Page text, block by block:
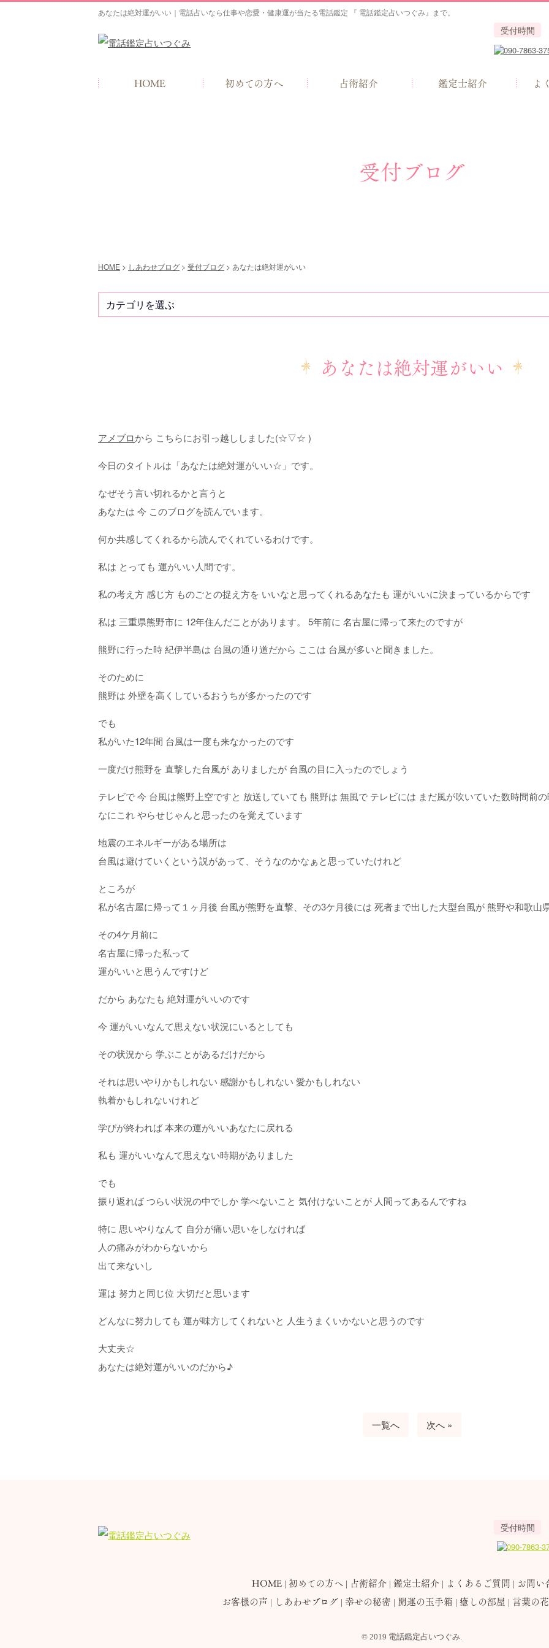
あなたは絶対運がいい｜電話占いなら仕事や恋愛・健康運が当たる電話鑑定 『 電話鑑定占いつぐみ』まで。
受付時間
HOME 初めての方へ 占術紹介 鑑定士紹介 よ
受付ブログ
HOME > しあわせブログ > 受付ブログ > あなたは絶対運がいい
あなたは絶対運がいい
アメブロから こちらにお引っ越ししました(☆▽☆ )
今日のタイトルは「あなたは絶対運がいい☆」です。
なぜそう言い切れるかと言うと
あなたは 今 このブログを読んでいます。
何か共感してくれるから読んでくれているわけです。
私は とっても 運がいい人間です。
私の考え方 感じ方 ものごとの捉え方を いいなと思ってくれるあなたも 運がいいに決まっているからです
私は 三重県熊野市に 12年住んだことがあります。 5年前に 名古屋に帰って来たのですが
熊野に行った時 紀伊半島は 台風の通り道だから ここは 台風が多いと聞きました。
そのために
熊野は 外壁を高くしているおうちが多かったのです
でも
私がいた12年間 台風は一度も来なかったのです
一度だけ熊野を 直撃した台風が ありましたが 台風の目に入ったのでしょう
テレビで 今 台風は熊野上空ですと 放送していても 熊野は 無風で テレビには まだ風が吹いていた数時間前
なにこれ やらせじゃんと思ったのを覚えています
地震のエネルギーがある場所は
台風は避けていくという説があって、そうなのかなぁと思っていたけれど
ところが
私が名古屋に帰って１ヶ月後 台風が熊野を直撃、その3ケ月後には 死者まで出した大型台風が 熊野や和歌山
その4ケ月前に
名古屋に帰った私って
運がいいと思うんですけど
だから あなたも 絶対運がいいのです
今 運がいいなんて思えない状況にいるとしても
その状況から 学ぶことがあるだけだから
それは思いやりかもしれない 感謝かもしれない 愛かもしれない
執着かもしれないけれど
学びが終われば 本来の運がいいあなたに戻れる
私も 運がいいなんて思えない時期がありました
でも
振り返れば つらい状況の中でしか 学べないこと 気付けないことが 人間ってあるんですね
特に 思いやりなんて 自分が痛い思いをしなければ
人の痛みがわからないから
出て来ないし
運は 努力と同じ位 大切だと思います
どんなに努力しても 運が味方してくれないと 人生うまくいかないと思うのです
大丈夫☆
あなたは絶対運がいいのだから♪
一覧へ 次へ »
受付時間
HOME 初めての方へ 占術紹介 鑑定士紹介 よくあるご質問 お問い
お客様の声
しあわせブログ 幸せの秘密 開運の玉手箱 癒しの部屋 言葉の
© 2019 電話鑑定占いつぐみ.